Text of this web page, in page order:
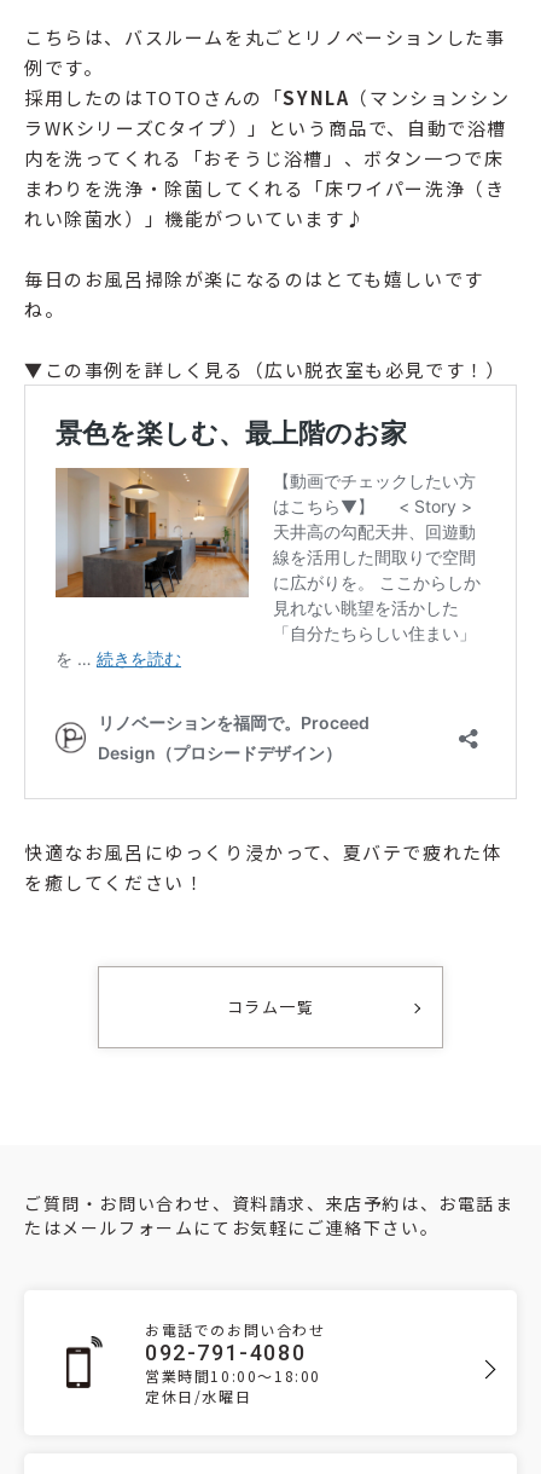
こちらは、バスルームを丸ごとリノベーションした事
例です。
採用したのはTOTOさんの「SYNLA （マンションシン
ラWKシリーズCタイプ）」という商品で、自動で浴槽
内を洗ってくれる「おそうじ浴槽」、ボタン一つで床
まわりを洗浄・除菌してくれる「床ワイパー洗浄（き
れい除菌水）」機能がついています♪
毎日のお風呂掃除が楽になるのはとても嬉しいです
ね。
▼この事例を詳しく見る（広い脱衣室も必見です！）
快適なお風呂にゆっくり浸かって、夏バテで疲れた体
を癒してください！
コラム一覧
ご質問・お問い合わせ、資料請求、来店予約は、お電話ま
たはメールフォームにてお気軽にご連絡下さい。
お電話でのお問い合わせ
092-791-4080
営業時間10:00～18:00
定休日/水曜日